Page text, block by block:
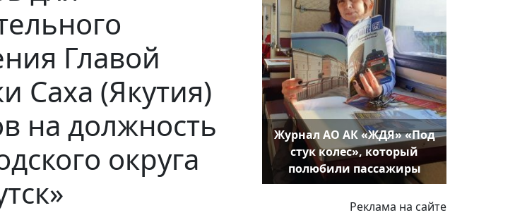
Главой
Саха (Якутия)
на должность
округа
Журнал АО АК «ЖДЯ» «Под
стук колес», который
полюбили пассажиры
Реклама на сайте